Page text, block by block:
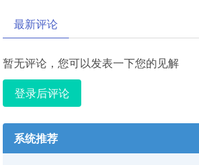
最新评论
暂无评论，您可以发表一下您的见解
登录后评论
系统推荐